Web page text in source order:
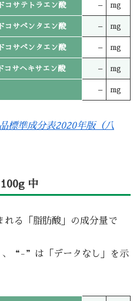
コサテトラエン酸 – mg
コサペンタエン酸 – mg
コサペンタエン酸 – mg
コサヘキサエン酸 – mg
– mg
標準成分表2020年版（八
中
れる「脂肪酸」の成分量で
“-”は「データなし」を示